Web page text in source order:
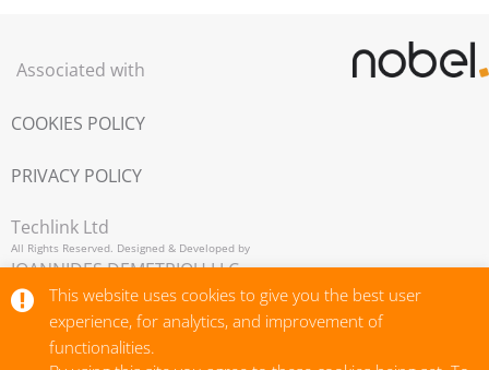
Associated with
Copyright © 2026
IOANNIDES DEMETRIOU LLC,
All Rights Reserved. Designed & Developed by
Techlink Ltd
COOKIES POLICY
PRIVACY POLICY
This website uses cookies to give you the best user
experience, for analytics, and improvement of
functionalities.